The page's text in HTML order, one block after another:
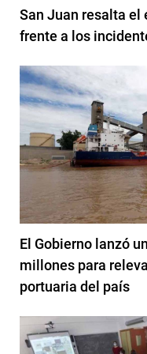
San Juan resalta el
frente a los
El Gobierno lanzó
millones para
portuaria del país